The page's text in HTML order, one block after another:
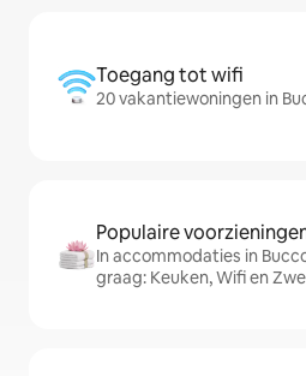
Toegang tot wifi
20 vakantiewoningen in
Populaire
In accommodaties in
graag: Keuken, Wifi en